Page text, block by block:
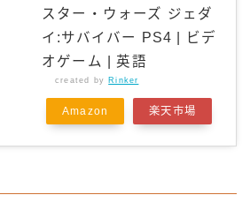
スター・ウォーズ ジェダ
イ:サバイバー PS4 | ビデ
オゲーム | 英語
created by Rinker
Amazon 楽天市場